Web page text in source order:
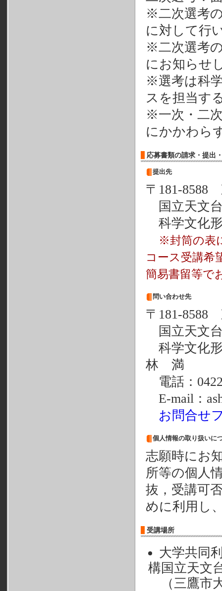
※二次選考
に対して行
※二次選考
にお知らせ
※選考は科
スを担当す
※一次・二
にかかわら
応募書類の請求・提出
提出先
〒181-8588
国立天文
科学文化
※封筒の表
コース受講希
簡易書留等で
問い合わせ先
〒181-8588
国立天文
科学文化
林 満
電話：
E-mail：
お問合せ
個人情報の取り扱いに
志願時にお
所等の個人
抜，受講可
めに利用し
受講場所
大学共同
構国立天文
（三鷹市